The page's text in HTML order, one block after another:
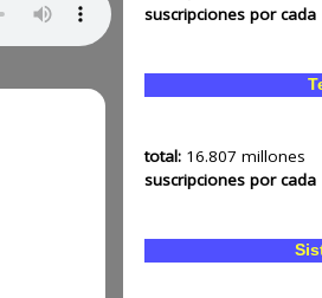
suscripciones por
total: 16.807 millones
suscripciones por